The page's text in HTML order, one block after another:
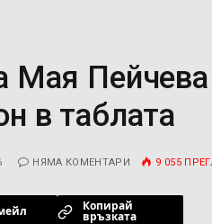
Мая
в таблата
НЯМА КОМЕНТАРИ 9 055
Копирай
връзката